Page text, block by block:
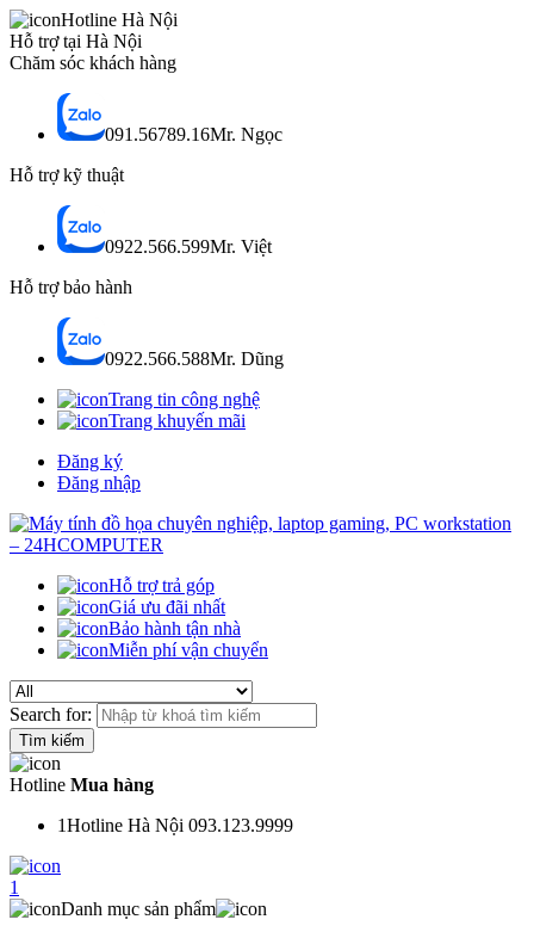
Hotline Hà Nội
Hỗ trợ tại Hà Nội
Chăm sóc khách hàng
091.56789.16Mr. Ngọc
Hỗ trợ kỹ thuật
0922.566.599Mr. Việt
Hỗ trợ bảo hành
0922.566.588Mr. Dũng
Trang tin công nghệ
Trang khuyến mãi
Đăng ký
Đăng nhập
Hỗ trợ trả góp
Giá ưu đãi nhất
Bảo hành tận nhà
Miễn phí vận chuyển
Search for:
Hotline Mua hàng
1Hotline Hà Nội 093.123.9999
1
Danh mục sản phẩm